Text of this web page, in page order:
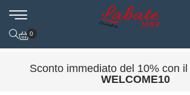
0
Sconto immediato del 10% con
WELCOME10